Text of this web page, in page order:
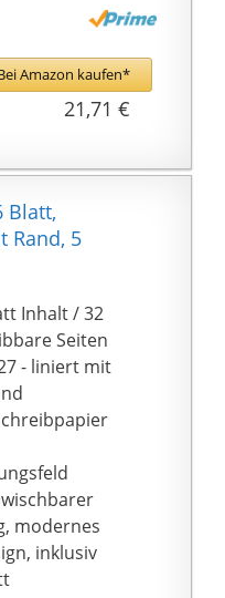
sind
beschreibbar
unschöne
Ecolabel
Amazon kaufen*
21,71 €
Blatt,
Rand, 5
Inhalt / 32
Seiten
- liniert mit
modernes
inklusiv